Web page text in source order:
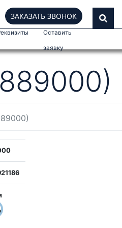
ЗАКАЗАТЬ ЗВОНОК
Оставить
заявку